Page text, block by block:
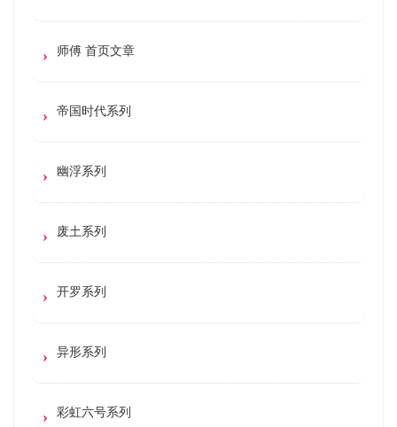
师傅 首页文章
帝国时代系列
幽浮系列
废土系列
开罗系列
异形系列
彩虹六号系列